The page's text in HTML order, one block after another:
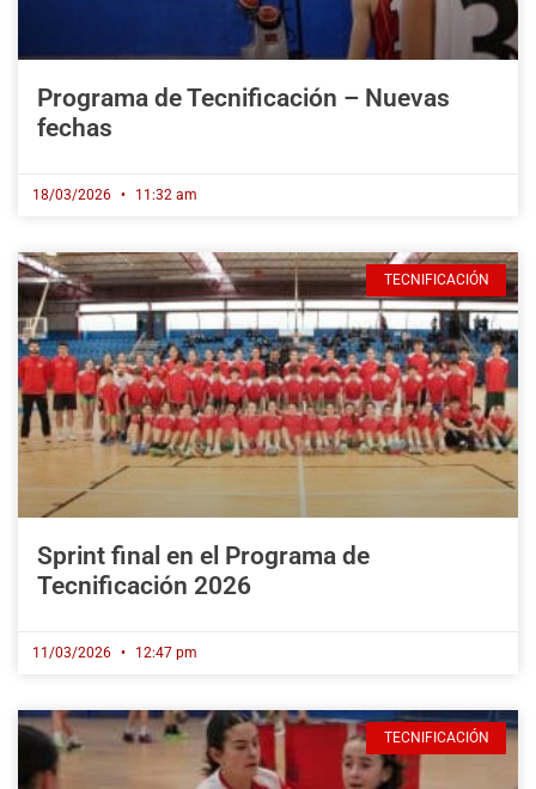
Programa de Tecnificación – Nuevas
fechas
18/03/2026 11:32 am
TECNIFICACIÓN
Sprint final en el Programa de
Tecnificación 2026
11/03/2026 12:47 pm
TECNIFICACIÓN